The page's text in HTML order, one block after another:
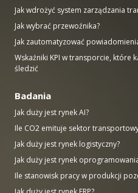
Jak wdrożyć system zarządzania
Jak wybrać przewoźnika?
Jak zautomatyzować
Wskaźniki KPI w transporcie, które
śledzić
Badania
Jak duży jest rynek AI?
Ile CO2 emituje sektor
Jak duży jest rynek logistyczny?
Jak duży jest rynek
Ile stanowisk pracy w produkcji